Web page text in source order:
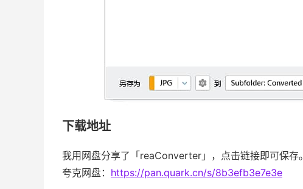
下载地址
我用网盘分享了「reaConverter」，点击链接即可保存。
夸克网盘： https://pan.quark.cn/s/8b3efb3e7e3e